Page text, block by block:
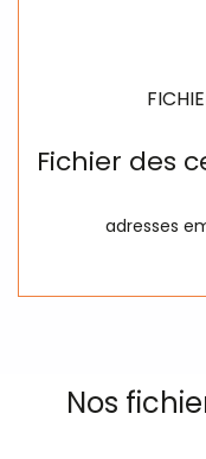
Fichier des
adresses
Nos